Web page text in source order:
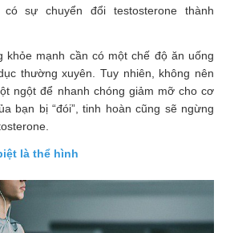
sự chuyển đổi testosterone thành
mạnh cần có một chế độ ăn uống
thường xuyên. Tuy nhiên, không nên
ngột để nhanh chóng giảm mỡ cho cơ
bạn bị “đói”, tinh hoàn cũng sẽ ngừng
là thể hình